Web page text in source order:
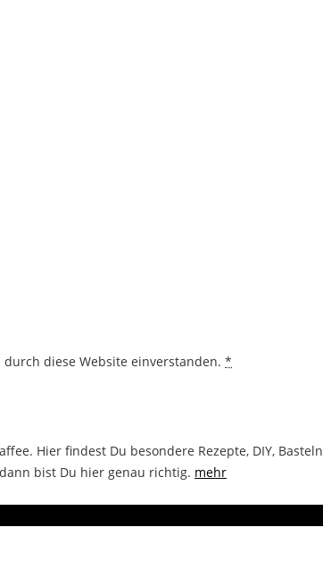
diese Website einverstanden. *
Hier findest Du besondere Rezepte, DIY, Basteln
bist Du hier genau richtig. mehr